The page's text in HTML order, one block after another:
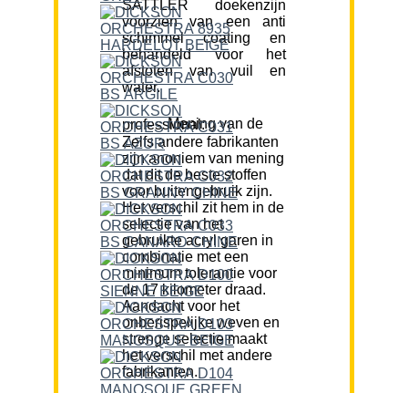
SATTLER doekenzijn
voorzien van een anti
schimmel coating en
behandeld voor het
afstoten van vuil en
water.
Mening van de professional:
Zelfs andere fabrikanten
zijn anoniem van mening
dat dit de beste stoffen
voor buitengebruik zijn.
Het verschil zit hem in de
selectie van het
gebruikte acryl garen in
combinatie met een
minimum tolerantie voor
de 17 kilometer draad.
Aandacht voor het
onberispelijke weven en
strenge selectie maakt
het verschil met andere
fabrikanten.